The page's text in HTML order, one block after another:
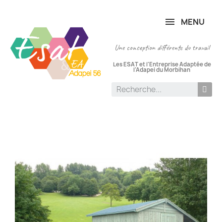
MENU
Une conception différente du travail
Les ESAT et l'Entreprise Adaptée de
l'Adapei du Morbihan